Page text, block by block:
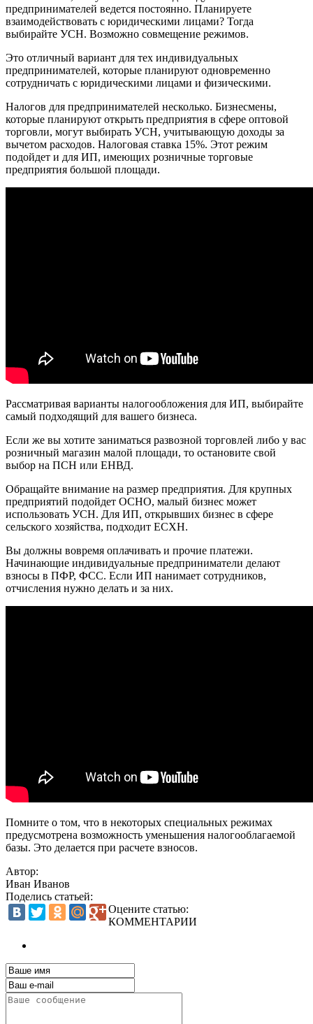
предпринимателей ведется постоянно. Планируете
взаимодействовать с юридическими лицами? Тогда
выбирайте УСН. Возможно совмещение режимов.
Это отличный вариант для тех индивидуальных
предпринимателей, которые планируют одновременно
сотрудничать с юридическими лицами и физическими.
Налогов для предпринимателей несколько. Бизнесмены,
которые планируют открыть предприятия в сфере оптовой
торговли, могут выбирать УСН, учитывающую доходы за
вычетом расходов. Налоговая ставка 15%. Этот режим
подойдет и для ИП, имеющих розничные торговые
предприятия большой площади.
Рассматривая варианты налогообложения для ИП, выбирайте
самый подходящий для вашего бизнеса.
Если же вы хотите заниматься развозной торговлей либо у вас
розничный магазин малой площади, то остановите свой
выбор на ПСН или ЕНВД.
Обращайте внимание на размер предприятия. Для крупных
предприятий подойдет ОСНО, малый бизнес может
использовать УСН. Для ИП, открывших бизнес в сфере
сельского хозяйства, подходит ЕСХН.
Вы должны вовремя оплачивать и прочие платежи.
Начинающие индивидуальные предприниматели делают
взносы в ПФР, ФСС. Если ИП нанимает сотрудников,
отчисления нужно делать и за них.
Помните о том, что в некоторых специальных режимах
предусмотрена возможность уменьшения налогооблагаемой
базы. Это делается при расчете взносов.
Автор:
Иван Иванов
Поделись статьей:
Оцените статью:
КОММЕНТАРИИ